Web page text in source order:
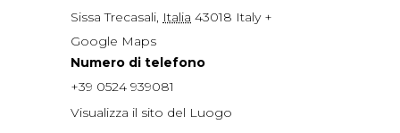
Sissa Trecasali, Italia 43018 Italy +
Google Maps
Numero di telefono
+39 0524 939081
Visualizza il sito del Luogo